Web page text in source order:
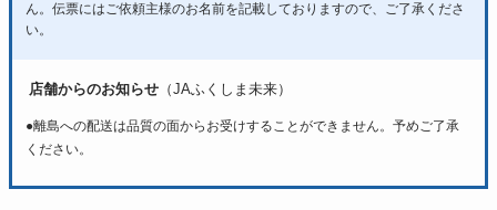
ん。伝票にはご依頼主様のお名前を記載しておりますので、ご了承くださ
い。
店舗からのお知らせ （JAふくしま未来）
●離島への配送は品質の面からお受けすることができません。予めご了承
ください。